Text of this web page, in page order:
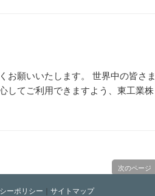
お願いいたします。 世界中の皆さま
してご利用できますよう、東工業株
次のページ
ーポリシー ｜ サイトマップ